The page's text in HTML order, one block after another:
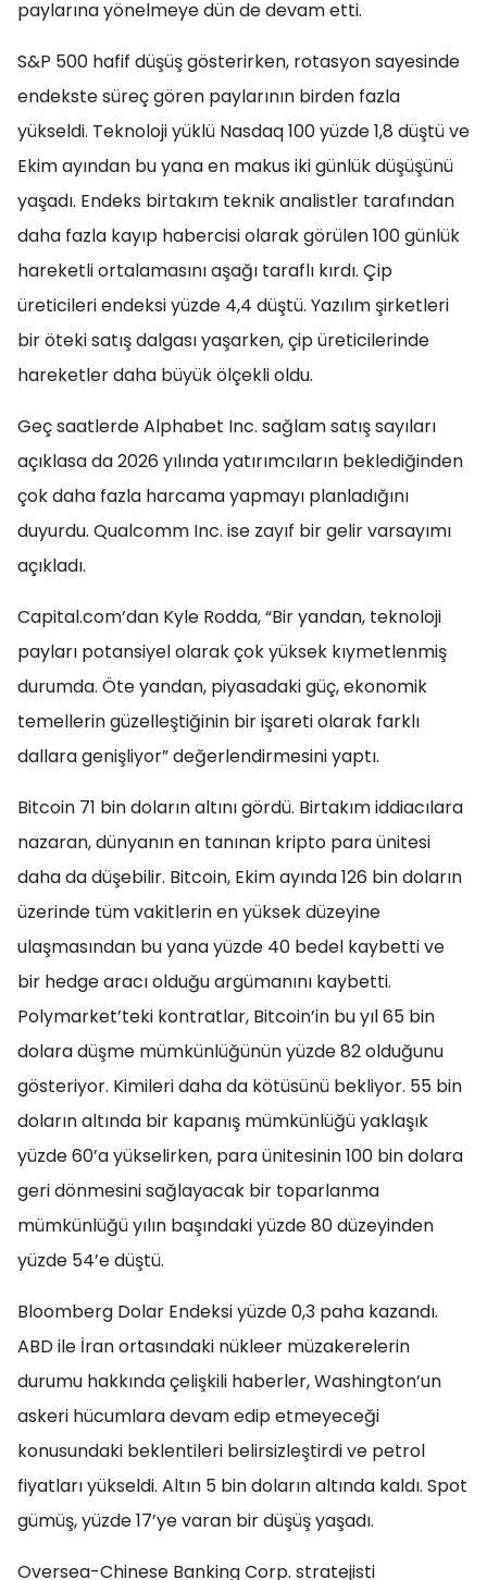
paylarına yönelmeye dün de devam etti.
S&P 500 hafif düşüş gösterirken, rotasyon sayesinde
endekste süreç gören paylarının birden fazla
yükseldi. Teknoloji yüklü Nasdaq 100 yüzde 1,8 düştü ve
Ekim ayından bu yana en makus iki günlük düşüşünü
yaşadı. Endeks birtakım teknik analistler tarafından
daha fazla kayıp habercisi olarak görülen 100 günlük
hareketli ortalamasını aşağı taraflı kırdı. Çip
üreticileri endeksi yüzde 4,4 düştü. Yazılım şirketleri
bir öteki satış dalgası yaşarken, çip üreticilerinde
hareketler daha büyük ölçekli oldu.
Geç saatlerde Alphabet Inc. sağlam satış sayıları
açıklasa da 2026 yılında yatırımcıların beklediğinden
çok daha fazla harcama yapmayı planladığını
duyurdu. Qualcomm Inc. ise zayıf bir gelir varsayımı
açıkladı.
Capital.com’dan Kyle Rodda, “Bir yandan, teknoloji
payları potansiyel olarak çok yüksek kıymetlenmiş
durumda. Öte yandan, piyasadaki güç, ekonomik
temellerin güzelleştiğinin bir işareti olarak farklı
dallara genişliyor” değerlendirmesini yaptı.
Bitcoin 71 bin doların altını gördü. Birtakım iddiacılara
nazaran, dünyanın en tanınan kripto para ünitesi
daha da düşebilir. Bitcoin, Ekim ayında 126 bin doların
üzerinde tüm vakitlerin en yüksek düzeyine
ulaşmasından bu yana yüzde 40 bedel kaybetti ve
bir hedge aracı olduğu argümanını kaybetti.
Polymarket’teki kontratlar, Bitcoin’in bu yıl 65 bin
dolara düşme mümkünlüğünün yüzde 82 olduğunu
gösteriyor. Kimileri daha da kötüsünü bekliyor. 55 bin
doların altında bir kapanış mümkünlüğü yaklaşık
yüzde 60’a yükselirken, para ünitesinin 100 bin dolara
geri dönmesini sağlayacak bir toparlanma
mümkünlüğü yılın başındaki yüzde 80 düzeyinden
yüzde 54’e düştü.
Bloomberg Dolar Endeksi yüzde 0,3 paha kazandı.
ABD ile İran ortasındaki nükleer müzakerelerin
durumu hakkında çelişkili haberler, Washington’un
askeri hücumlara devam edip etmeyeceği
konusundaki beklentileri belirsizleştirdi ve petrol
fiyatları yükseldi. Altın 5 bin doların altında kaldı. Spot
gümüş, yüzde 17’ye varan bir düşüş yaşadı.
Oversea-Chinese Banking Corp. stratejisti